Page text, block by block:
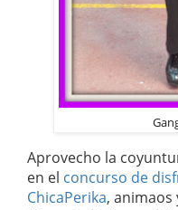
Aprovecho la
en el concurso de
ChicaPerika,